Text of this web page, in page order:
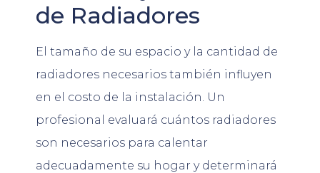
de Radiadores
El tamaño de su espacio y la cantidad de
radiadores necesarios también influyen
en el costo de la instalación. Un
profesional evaluará cuántos radiadores
son necesarios para calentar
adecuadamente su hogar y determinará